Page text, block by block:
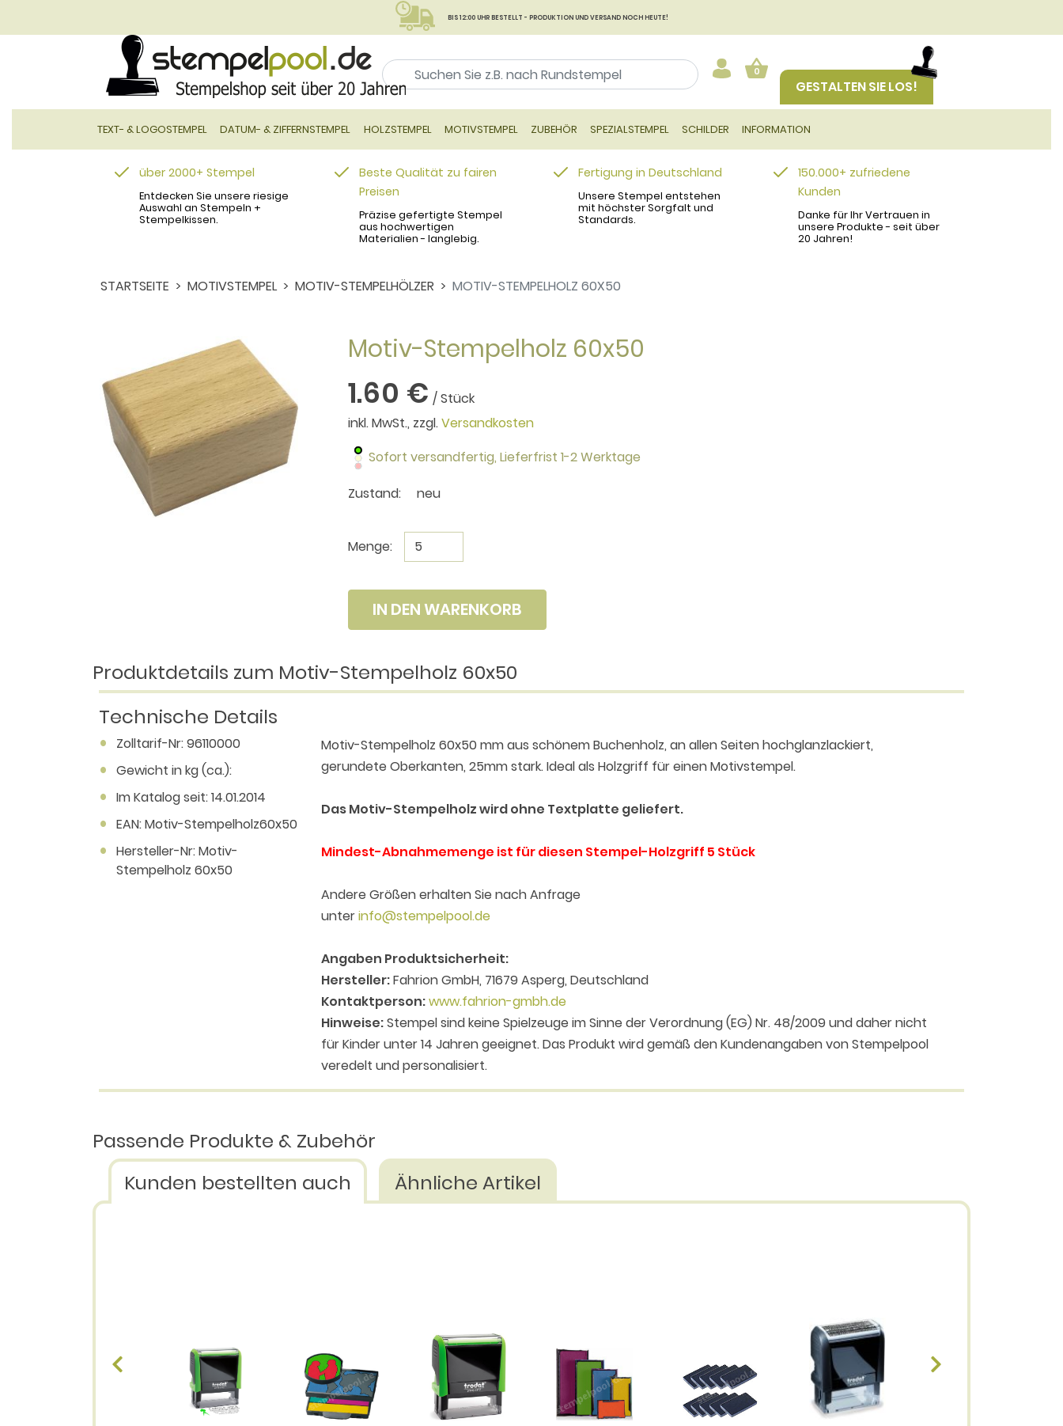
BIS 12:00 UHR BESTELLT - PRODUKTION UND VERSAND NOCH HEUTE!
0
GESTALTEN SIE LOS!
TEXT- & LOGOSTEMPEL DATUM- & ZIFFERNSTEMPEL HOLZSTEMPEL MOTIVSTEMPEL ZUBEHÖR SPEZIALSTEMPEL SCHILDER INFORMATION
über 2000+ Stempel
Entdecken Sie unsere riesige
Auswahl an Stempeln +
Stempelkissen.
Beste Qualität zu fairen
Preisen
Präzise gefertigte Stempel
aus hochwertigen
Materialien - langlebig.
Fertigung in Deutschland
Unsere Stempel entstehen
mit höchster Sorgfalt und
Standards.
150.000+ zufriedene
Kunden
Danke für Ihr Vertrauen in
unsere Produkte - seit über
20 Jahren!
STARTSEITE MOTIVSTEMPEL MOTIV-STEMPELHÖLZER MOTIV-STEMPELHOLZ 60X50
Motiv-Stempelholz 60x50
1.60 € / Stück
inkl. MwSt., zzgl.Versandkosten
Sofort versandfertig, Lieferfrist 1-2 Werktage
Zustand:
neu
Menge:
IN DEN WARENKORB
Produktdetails zum Motiv-Stempelholz 60x50
Technische Details
Zolltarif-Nr: 96110000
Gewicht in kg (ca.):
Im Katalog seit: 14.01.2014
EAN: Motiv-Stempelholz60x50
Hersteller-Nr: Motiv-
Stempelholz 60x50
Motiv-Stempelholz 60x50 mm aus schönem Buchenholz, an allen Seiten hochglanzlackiert,
gerundete Oberkanten, 25mm stark. Ideal als Holzgriff für einen Motivstempel.
Das Motiv-Stempelholz wird ohne Textplatte geliefert.
Mindest-Abnahmemenge ist für diesen Stempel-Holzgriff 5 Stück
Andere Größen erhalten Sie nach Anfrage
unterinfo@stempelpool.de
Angaben Produktsicherheit:
Hersteller:Fahrion GmbH, 71679 Asperg, Deutschland
Kontaktperson:www.fahrion-gmbh.de
Hinweise:Stempel sind keine Spielzeuge im Sinne der Verordnung (EG) Nr. 48/2009 und daher nicht
für Kinder unter 14 Jahren geeignet. Das Produkt wird gemäß den Kundenangaben von Stempelpool
veredelt und personalisiert.
Passende Produkte & Zubehör
Kunden bestellten auch
Ähnliche Artikel